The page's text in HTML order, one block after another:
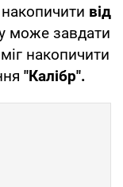
від
може завдати
накопичити
"Калібр".